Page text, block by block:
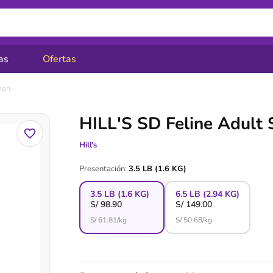
Ofertas
HILL'S SD Feline Adult
Hill's
Presentación:3.5 LB (1.6 KG)
3.5 LB (1.6 KG)
S/98.90
S/61.81/kg
6.5 LB (2.94 KG)
S/149.00
S/50.68/kg